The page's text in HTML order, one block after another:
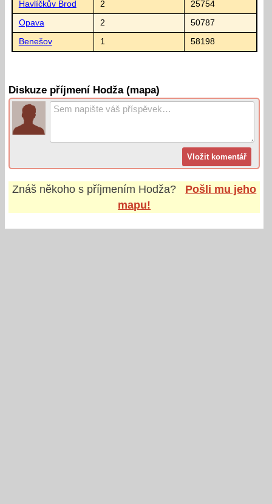
Havlíčkův Brod 2 25754
Opava 2 50787
Benešov 1 58198
Diskuze příjmení Hodža (mapa)
Znáš někoho s příjmením Hodža?
Pošli mu jeho
mapu!